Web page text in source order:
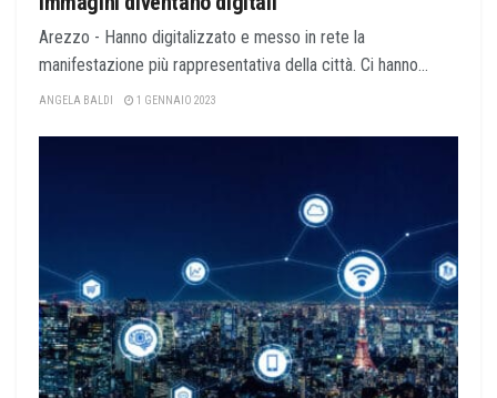
Arezzo - Hanno digitalizzato e messo in rete la
manifestazione più rappresentativa della città. Ci hanno...
ANGELA BALDI 1 GENNAIO 2023